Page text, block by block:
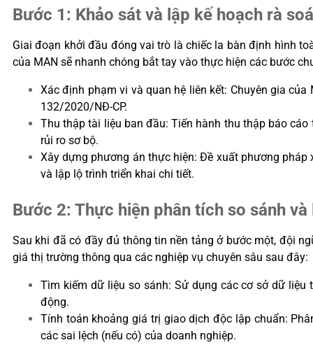
Bước 1: Khảo sát và lập kế hoạch rà
Giai đoạn khởi đầu đóng vai trò là chiếc la bàn định hình
của MAN sẽ nhanh chóng bắt tay vào thực hiện các bước
Xác định phạm vi và quan hệ liên kết: Chuyên gia
132/2020/NĐ-CP.
Thu thập tài liệu ban đầu: Tiến hành thu thập báo
rủi ro sơ bộ.
Xây dựng phương án thực hiện: Đề xuất phương
và lập lộ trình triển khai chi tiết.
Bước 2: Thực hiện phân tích so sánh
Sau khi đã có đầy đủ thông tin nền tảng ở bước một, đội
giá thị trường thông qua các nghiệp vụ chuyên sâu sau đây:
Tìm kiếm dữ liệu so sánh: Sử dụng các cơ sở dữ
động.
Tính toán khoảng giá trị giao dịch độc lập chuẩn:
các sai lệch (nếu có) của doanh nghiệp.